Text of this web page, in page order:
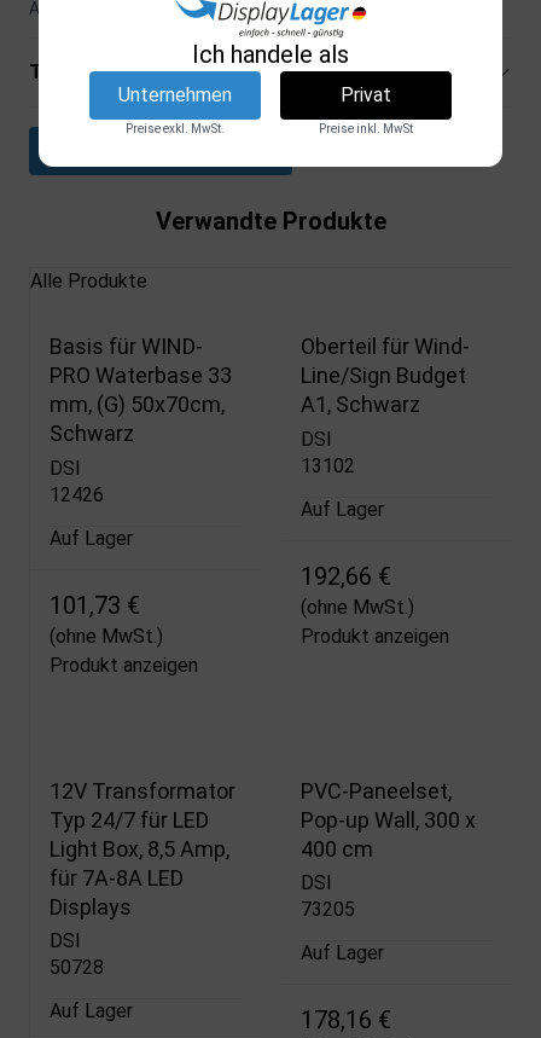
Ausstellungen, Messen und vielem mehr.
Technische Spezifikationen
Verwandte Produkte
Alle Produkte
Basis für WIND-
PRO Waterbase 33
mm, (G) 50x70cm,
Schwarz
DSI
12426
Auf Lager
101,73 €
(ohne MwSt.)
Produkt anzeigen
Oberteil für Wind-
Line/Sign Budget
A1, Schwarz
DSI
13102
Auf Lager
192,66 €
(ohne MwSt.)
Produkt anzeigen
12V Transformator
Typ 24/7 für LED
Light Box, 8,5 Amp,
für 7A-8A LED
Displays
DSI
50728
Auf Lager
PVC-Paneelset,
Pop-up Wall, 300 x
400 cm
DSI
73205
Auf Lager
178,16 €
Ich handele als
Unternehmen
Preise exkl. MwSt.
Privat
Preise inkl. MwSt